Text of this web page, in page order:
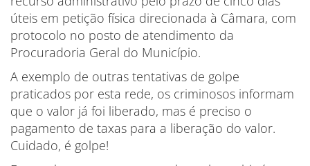
úteis em petição física direcionada à Câmara, com
protocolo no posto de atendimento da
Procuradoria Geral do Município.
A exemplo de outras tentativas de golpe
praticados por esta rede, os criminosos informam
que o valor já foi liberado, mas é preciso o
pagamento de taxas para a liberação do valor.
Cuidado, é golpe!